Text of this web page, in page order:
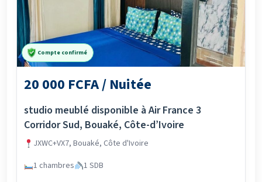
Compte confirmé
20 000 FCFA / Nuitée
studio meublé disponible à Air France 3
Corridor Sud, Bouaké, Côte-d’Ivoire
JXWC+VX7, Bouaké, Côte d'Ivoire
1 chambres
1 SDB